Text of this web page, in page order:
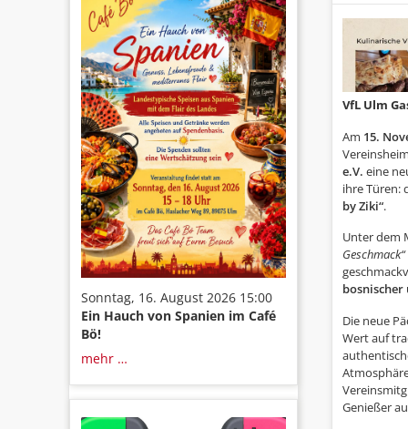
Sonntag, 16. August 2026 15:00
Ein Hauch von Spanien im Café
Bö!
mehr …
VfL Ulm
Am 15.
e.V. eine
ihre Türen:
by Ziki“.
Unter dem
Geschmack“
bosnischer
Die neue
Wert auf
Genießer